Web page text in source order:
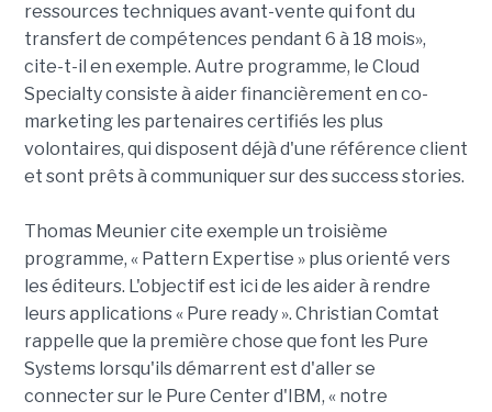
ressources techniques avant-vente qui font du
transfert de compétences pendant 6 à 18 mois»,
cite-t-il en exemple. Autre programme, le Cloud
Specialty consiste à aider financièrement en co-
marketing les partenaires certifiés les plus
volontaires, qui disposent déjà d'une référence client
et sont prêts à communiquer sur des success stories.
Thomas Meunier cite exemple un troisième
programme, « Pattern Expertise » plus orienté vers
les éditeurs. L'objectif est ici de les aider à rendre
leurs applications « Pure ready ». Christian Comtat
rappelle que la première chose que font les Pure
Systems lorsqu'ils démarrent est d'aller se
connecter sur le Pure Center d'IBM, « notre